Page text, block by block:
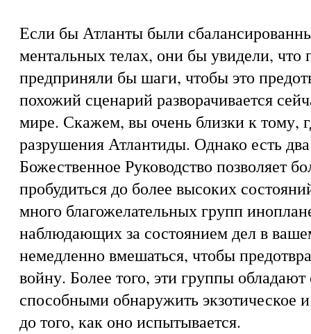
Если бы Атланты были
ментальных телах, они бы увидели, что
предприняли бы шаги, чтобы это
похожий сценарий разворачивается
мире. Скажем, вы очень близки к тому,
разрушения Атлантиды. Однако есть
Божественное Руководство позволяет
пробудиться до более высоких
много благожелательных групп
наблюдающих за состоянием дел в
немедленно вмешаться, чтобы
войну. Более того, эти группы
способными обнаружить экзотическое
до того, как оно испытывается.